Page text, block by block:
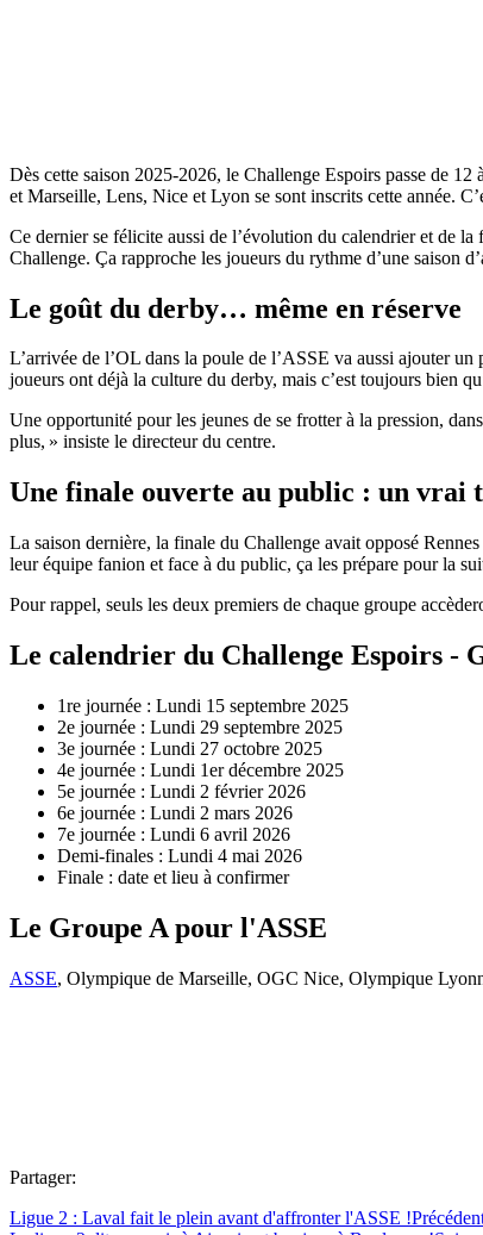
Dès cette saison 2025-2026, le Challenge Espoirs passe de
et Marseille, Lens, Nice et Lyon se sont inscrits cette année.
Ce dernier se félicite aussi de l’évolution du calendrier et de
Challenge. Ça rapproche les joueurs du rythme d’une saison
Le goût du derby… même en réserve
L’arrivée de l’OL dans la poule de l’ASSE va aussi ajouter
joueurs ont déjà la culture du derby, mais c’est toujours bien
Une opportunité pour les jeunes de se frotter à la pression,
plus, » insiste le directeur du centre.
Une finale ouverte au public : un vrai
La saison dernière, la finale du Challenge avait opposé
leur équipe fanion et face à du public, ça les prépare pour la
Pour rappel, seuls les deux premiers de chaque groupe
Le calendrier du Challenge Espoirs -
1re journée : Lundi 15 septembre 2025
2e journée : Lundi 29 septembre 2025
3e journée : Lundi 27 octobre 2025
4e journée : Lundi 1er décembre 2025
5e journée : Lundi 2 février 2026
6e journée : Lundi 2 mars 2026
7e journée : Lundi 6 avril 2026
Demi-finales : Lundi 4 mai 2026
Finale : date et lieu à confirmer
Le Groupe A pour l'ASSE
ASSE, Olympique de Marseille, OGC Nice, Olympique
Partager:
Ligue 2 : Laval fait le plein avant d'affronter l'ASSE !